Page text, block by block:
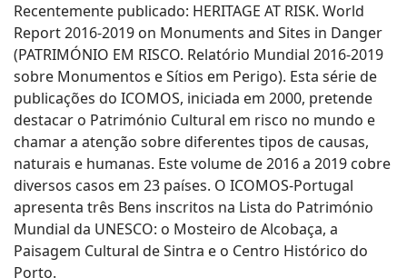
Recentemente publicado: HERITAGE AT RISK. World
Report 2016-2019 on Monuments and Sites in Danger
(PATRIMÓNIO EM RISCO. Relatório Mundial 2016-2019
sobre Monumentos e Sítios em Perigo). Esta série de
publicações do ICOMOS, iniciada em 2000, pretende
destacar o Património Cultural em risco no mundo e
chamar a atenção sobre diferentes tipos de causas,
naturais e humanas. Este volume de 2016 a 2019 cobre
diversos casos em 23 países. O ICOMOS-Portugal
apresenta três Bens inscritos na Lista do Património
Mundial da UNESCO: o Mosteiro de Alcobaça, a
Paisagem Cultural de Sintra e o Centro Histórico do
Porto.